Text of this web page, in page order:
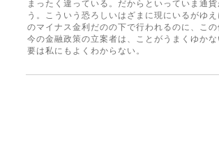
まったく違っている。だからといっていま通
う。こういう恐ろしいはざまに現にいるがゆ
のマイナス金利だのの下で行われるのに、こ
今の金融政策の立案者は、ことがうまくゆか
要は私にもよくわからない。